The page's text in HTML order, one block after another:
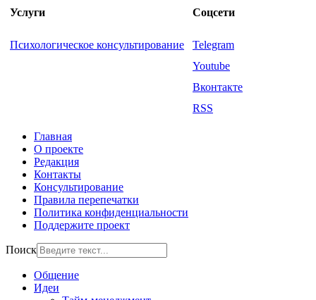
Услуги Соцсети
Психологическое консультирование
Telegram
Youtube
Вконтакте
RSS
Главная
О проекте
Редакция
Контакты
Консультирование
Правила перепечатки
Политика конфиденциальности
Поддержите проект
Поиск
Общение
Идеи